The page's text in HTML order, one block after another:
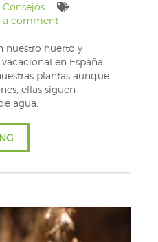
Consejos
a comment
nuestro huerto y
en España
plantas aunque
ellas siguen
agua.